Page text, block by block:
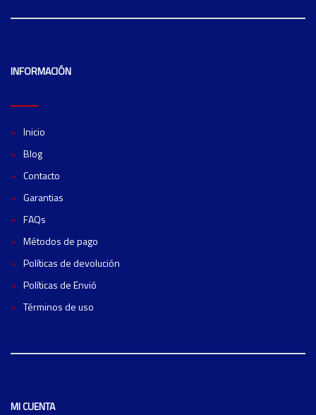
INFORMACIÓN
Inicio
Blog
Contacto
Garantias
FAQs
Métodos de pago
Políticas de devolución
Políticas de Envió
Términos de uso
MI CUENTA